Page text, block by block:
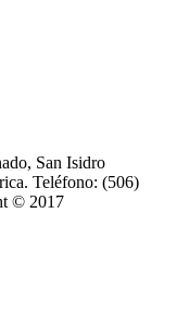
San Isidro
Teléfono: (506)
© 2017